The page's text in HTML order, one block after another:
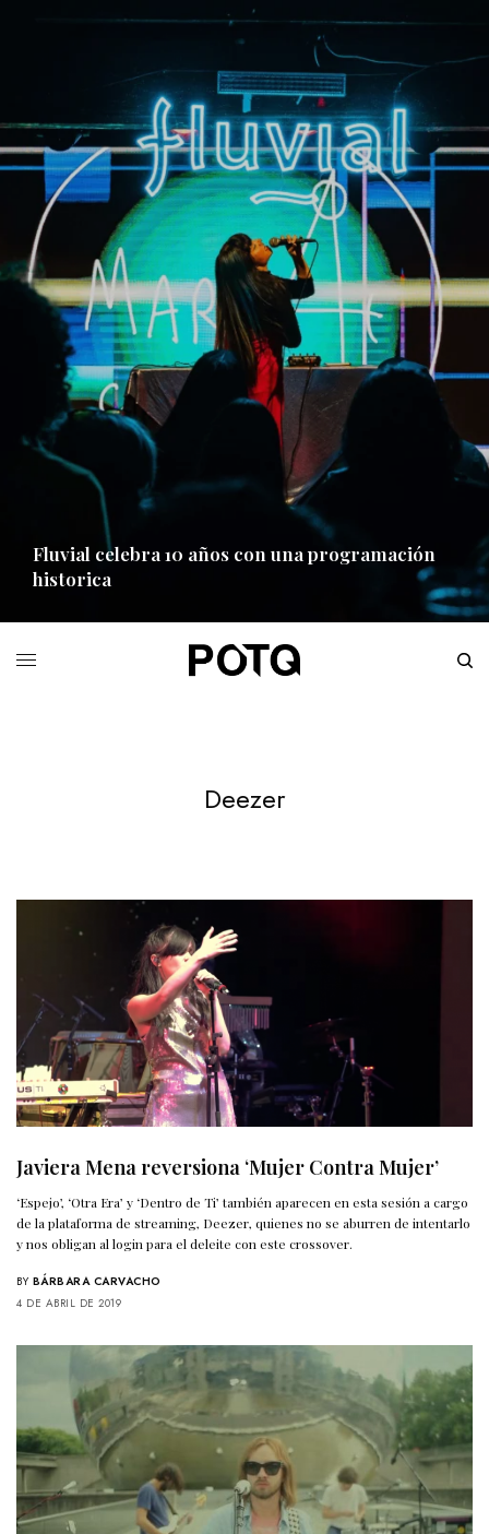
Fluvial celebra 10 años con una programación
historica
Deezer
Javiera Mena reversiona ‘Mujer Contra Mujer’
‘Espejo’, ‘Otra Era’ y ‘Dentro de Ti’ también aparecen en esta sesión a cargo
de la plataforma de streaming, Deezer, quienes no se aburren de intentarlo
y nos obligan al login para el deleite con este crossover.
BY BÁRBARA CARVACHO
4 DE ABRIL DE 2019